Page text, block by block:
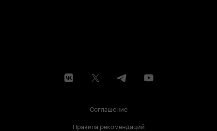
Соглашение
Правила рекомендаций